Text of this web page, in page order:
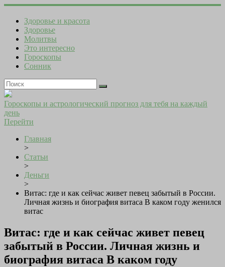
Здоровье и красота
Здоровье
Молитвы
Это интересно
Гороскопы
Сонник
Гороскопы и астрологический прогноз для тебя на каждый
день
Перейти
Главная
>
Статьи
>
Деньги
>
Витас: где и как сейчас живет певец забытый в России.
Личная жизнь и биография витаса В каком году женился
витас
Витас: где и как сейчас живет певец
забытый в России. Личная жизнь и
биография витаса В каком году